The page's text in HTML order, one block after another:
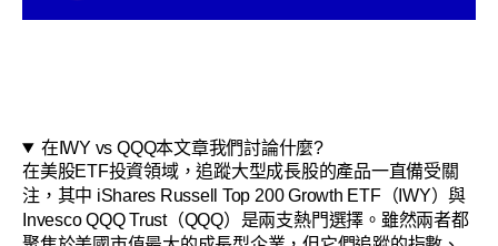
在IWY vs QQQ本文章我們討論什麼?
在美股ETF投資領域，追蹤大型成長股的產品一直備受關
注，其中 iShares Russell Top 200 Growth ETF（IWY）與
Invesco QQQ Trust（QQQ）是兩支熱門選擇。雖然兩者都